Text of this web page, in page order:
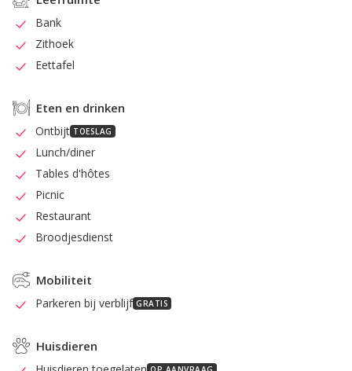
Bank
Zithoek
Eettafel
Eten en drinken
Ontbijt TOESLAG
Lunch/diner
Tables d'hôtes
Picnic
Restaurant
Broodjesdienst
Mobiliteit
Parkeren bij verblijf GRATIS
Huisdieren